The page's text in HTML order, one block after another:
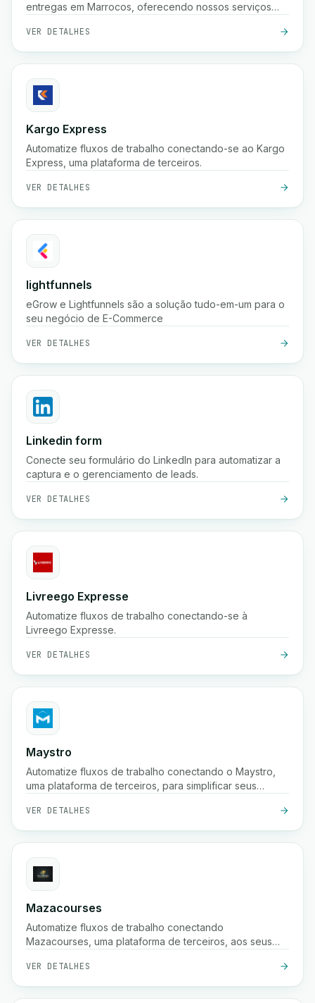
entregas em Marrocos, oferecendo nossos serviços
VER DETALHES
Kargo Express
Automatize fluxos de trabalho conectando-se ao Kargo
Express, uma plataforma de terceiros.
VER DETALHES
lightfunnels
eGrow e Lightfunnels são a solução tudo-em-um para o
seu negócio de E-Commerce
VER DETALHES
Linkedin form
Conecte seu formulário do LinkedIn para automatizar a
captura e o gerenciamento de leads.
VER DETALHES
Livreego Expresse
Automatize fluxos de trabalho conectando-se à
Livreego Expresse.
VER DETALHES
Maystro
Automatize fluxos de trabalho conectando o Maystro,
uma plataforma de terceiros, para simplificar seus
VER DETALHES
Mazacourses
Automatize fluxos de trabalho conectando
Mazacourses, uma plataforma de terceiros, aos seus
VER DETALHES